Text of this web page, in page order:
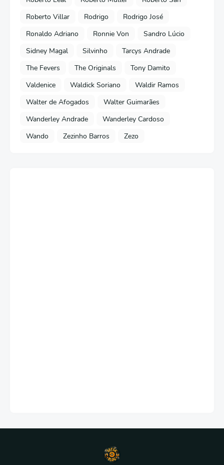
Roberto Villar
Rodrigo
Rodrigo José
Ronaldo Adriano
Ronnie Von
Sandro Lúcio
Sidney Magal
Silvinho
Tarcys Andrade
The Fevers
The Originals
Tony Damito
Valdenice
Waldick Soriano
Waldir Ramos
Walter de Afogados
Walter Guimarães
Wanderley Andrade
Wanderley Cardoso
Wando
Zezinho Barros Zezo